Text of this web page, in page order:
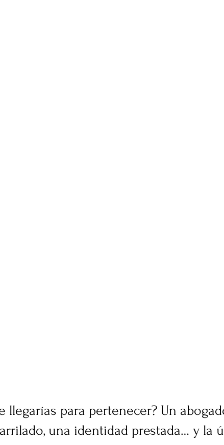
llegarías para pertenecer? Un
una identidad prestada… y la